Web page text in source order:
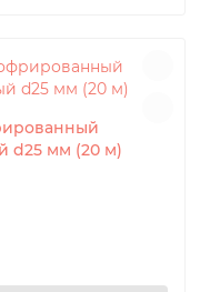
d25 мм (20 м)